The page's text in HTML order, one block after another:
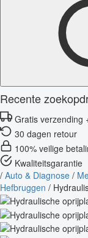
Recente
Gratis verzending
30 dagen retour
100% veilige
Kwaliteitsgarantie
/ Auto & Diagnose /
Hefbruggen /